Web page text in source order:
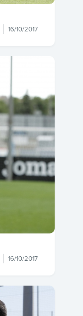
16/10/2017
16/10/2017